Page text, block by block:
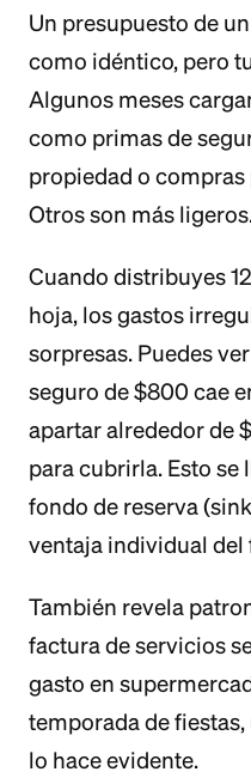
Un presupuesto de
como idéntico, pero
Algunos meses
como primas de
propiedad o compras
Otros son más
Cuando distribuyes
hoja, los gastos
sorpresas. Puedes
seguro de $800 cae
apartar alrededor de
para cubrirla. Esto se
fondo de reserva
ventaja individual del
También revela
factura de servicios
gasto en
temporada de
lo hace evidente.